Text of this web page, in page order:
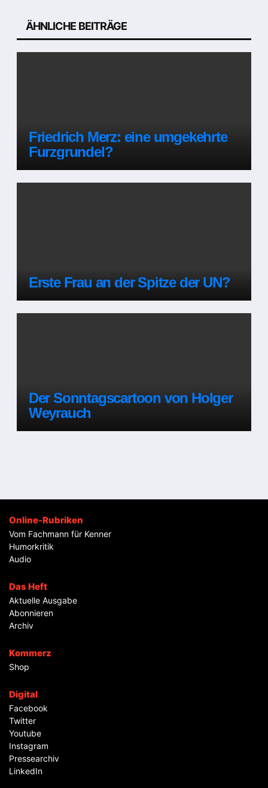
ÄHNLICHE BEITRÄGE
Friedrich Merz: eine umgekehrte
Furzgrundel?
Erste Frau an der Spitze der UN?
Der Sonntagscartoon von Holger
Weyrauch
Online-Rubriken
Vom Fachmann für Kenner
Humorkritik
Audio
Das Heft
Aktuelle Ausgabe
Abonnieren
Archiv
Kommerz
Shop
Digital
Facebook
Twitter
Youtube
Instagram
Pressearchiv
LinkedIn